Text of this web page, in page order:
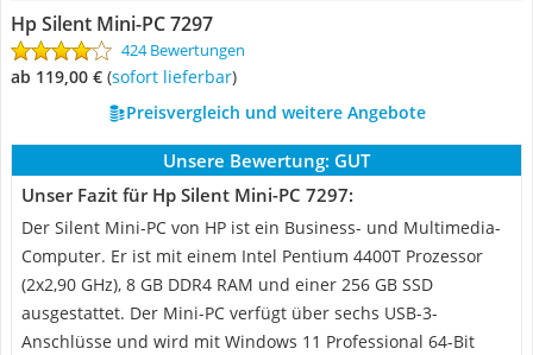
Hp Silent Mini-PC 7297
424 Bewertungen
ab 119,00 € ( Sofort lieferbar)
Preisvergleich und weitere Angebote
Unsere Bewertung: GUT
Unser Fazit für Hp Silent Mini-PC 7297:
Der Silent Mini-PC von HP ist ein Business- und Multimedia-
Computer. Er ist mit einem Intel Pentium 4400T Prozessor
(2x2,90 GHz), 8 GB DDR4 RAM und einer 256 GB SSD
ausgestattet. Der Mini-PC verfügt über sechs USB-3-
Anschlüsse und wird mit Windows 11 Professional 64-Bit